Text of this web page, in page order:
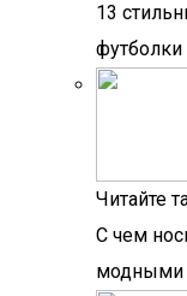
13
футболки
Читайте
С чем
модными